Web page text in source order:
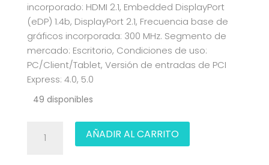
incorporado: HDMI 2.1, Embedded DisplayPort
(eDP) 1.4b, DisplayPort 2.1, Frecuencia base de
gráficos incorporada: 300 MHz. Segmento de
mercado: Escritorio, Condiciones de uso:
PC/Client/Tablet, Versión de entradas de PCI
Express: 4.0, 5.0
49 disponibles
INTEL
AÑADIR AL CARRITO